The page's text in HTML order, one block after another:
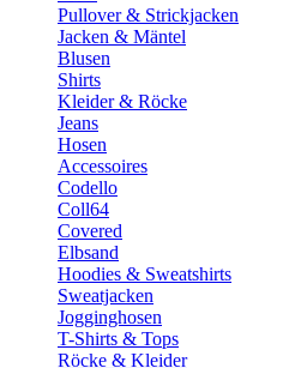
Pullover & Strickjacken
Jacken & Mäntel
Blusen
Shirts
Kleider & Röcke
Jeans
Hosen
Accessoires
Codello
Coll64
Covered
Elbsand
Hoodies & Sweatshirts
Sweatjacken
Jogginghosen
T-Shirts & Tops
Röcke & Kleider